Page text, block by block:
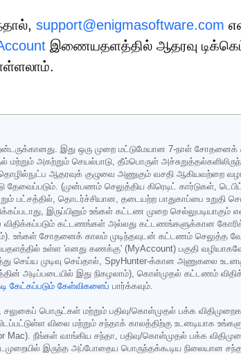
support@enigmasoftware.com
இணையதளத்தில் ஆதரவு
இது ஒரு முறை மட்டுமேயான 7-நாள் சோதனைக்
மற்றும் அகற்றும் செயல்பாடு, தீம்பொருள்
ஆதரவுக் குழுவை அணுகும் வசதி ஆகியவற்றை
(முன்பணம் செலுத்திய கிரெடிட் கார்டுகள்,
பட்சத்தில், தொடர்ச்சியான, தடையற்ற பாதுகாப்பை
இருப்பினும் உங்கள் கட்டண முறை செல்லுபடியாகும்
விதிக்கப்படும் கட்டணங்கள் அல்லது கட்டணங்களுக்கான
உங்கள் சோதனைக் காலம் முடிந்தவுடன் கட்டணம் செலுத்த
உள்ள 'எனது கணக்கு' (MyAccount) பகுதி
முடிவு செய்தால், SpyHunter-க்கான அணுகலை
அடிப்படையில் இது நிகழலாம்), கொள்முதல் கட்டணம்
கேட்கப்படும் கேள்விகளைப் பார்க்கவும்.
சலுகைப் பொருட்கள் மற்றும் பதிவு/கொள்முதல் பக்க
விலை மற்றும் சந்தாக் காலத்திற்கு உடனடியாக
Mac). நீங்கள் வாங்கிய சந்தா, பதிவு/கொள்முதல் பக்க
இருந்த அப்போதைய பொருந்தக்கூடிய நிலையான